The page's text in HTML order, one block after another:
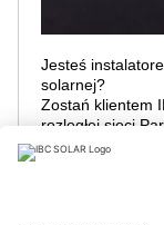
Jesteś
solarnej?
Zostań klientem
rozległej sieci